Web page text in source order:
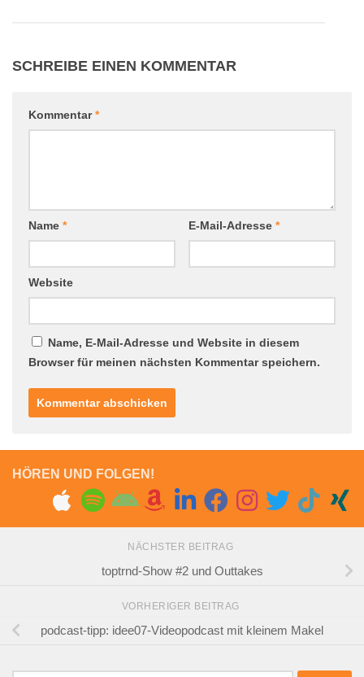
SCHREIBE EINEN KOMMENTAR
Kommentar*
Name * E-Mail-Adresse *
Website
Name, E-Mail-Adresse und Website in diesem
Browser für meinen nächsten Kommentar speichern.
HÖREN UND FOLGEN!
NÄCHSTER BEITRAG
toptrnd-Show #2 und Outtakes
VORHERIGER BEITRAG
podcast-tipp: idee07-Videopodcast mit kleinem Makel